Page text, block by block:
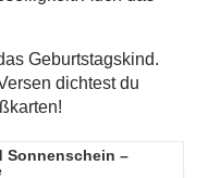
Geburtstagskind.
dichtest du
Sonnenschein –